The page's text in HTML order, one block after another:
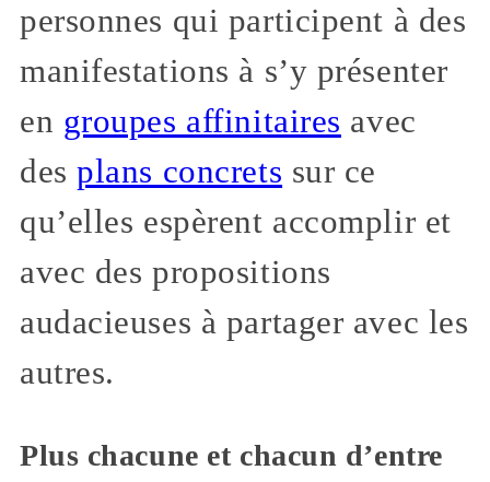
personnes qui participent à des
manifestations à s’y présenter
en groupes affinitaires avec
desplans concrets sur ce
qu’elles espèrent accomplir et
avec des propositions
audacieuses à partager avec les
autres.
Plus chacune et chacun d’entre